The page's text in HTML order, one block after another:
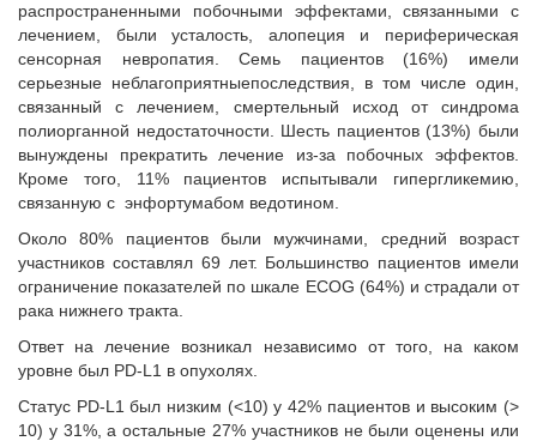
распространенными побочными эффектами, связанными с
лечением, были усталость, алопеция и периферическая
сенсорная невропатия. Семь пациентов (16%) имели
серьезные неблагоприятныепоследствия, в том числе один,
связанный с лечением, смертельный исход от синдрома
полиорганной недостаточности. Шесть пациентов (13%) были
вынуждены прекратить лечение из-за побочных эффектов.
Кроме того, 11% пациентов испытывали гипергликемию,
связанную с энфортумабом ведотином.
Около 80% пациентов были мужчинами, средний возраст
участников составлял 69 лет. Большинство пациентов имели
ограничение показателей по шкале ECOG (64%) и страдали от
рака нижнего тракта.
Ответ на лечение возникал независимо от того, на каком
уровне был PD-L1 в опухолях.
Статус PD-L1 был низким (<10) у 42% пациентов и высоким (>
10) у 31%, а остальные 27% участников не были оценены или